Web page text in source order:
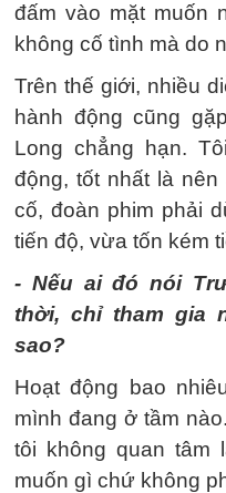
đấm vào mặt muốn
không cố tình mà do
Trên thế giới, nhiều
hành động cũng
Long chẳng hạn.
động, tốt nhất là
cố, đoàn phim phải
tiến độ, vừa tốn kém
- Nếu ai đó nói
thời, chỉ tham gia
sao?
Hoạt động bao
mình đang ở tầm
tôi không quan tâm
muốn gì chứ không